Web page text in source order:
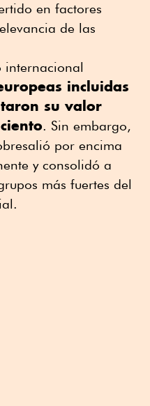
en factores
de las
internacional
incluidas
su valor
. Sin embargo,
por encima
y consolidó a
más fuertes del